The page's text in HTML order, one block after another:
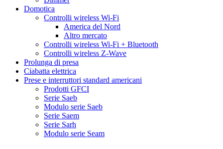
Domotica
Controlli wireless Wi-Fi
America del Nord
Altro mercato
Controlli wireless Wi-Fi + Bluetooth
Controlli wireless Z-Wave
Prolunga di presa
Ciabatta elettrica
Prese e interruttori standard americani
Prodotti GFCI
Serie Saeb
Modulo serie Saeb
Serie Saem
Serie Sarh
Modulo serie Seam